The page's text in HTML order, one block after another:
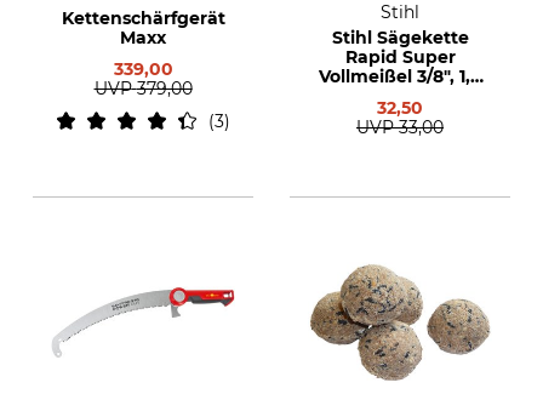
Kettenschärfgerät
Maxx
339,00
UVP 379,00
3
Stihl
Stihl Sägekette
Rapid Super
Vollmeißel 3/8", 1,6
32,50
UVP 33,00